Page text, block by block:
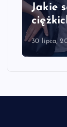
Jakie
30 lipca,